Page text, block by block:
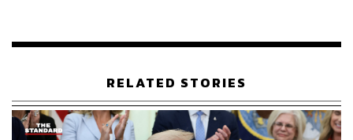
ให้การคาดการณ์ดังกล่าวของตนเองไม่ถูกต้อง ขณะที่
สถานการณ์เศรษฐกิจในภูมิภาคเอเชียดูจะมีหนทางรอด
มากกว่าประเทศต่างๆ ในภูมิภาคอื่น
RELATED STORIES